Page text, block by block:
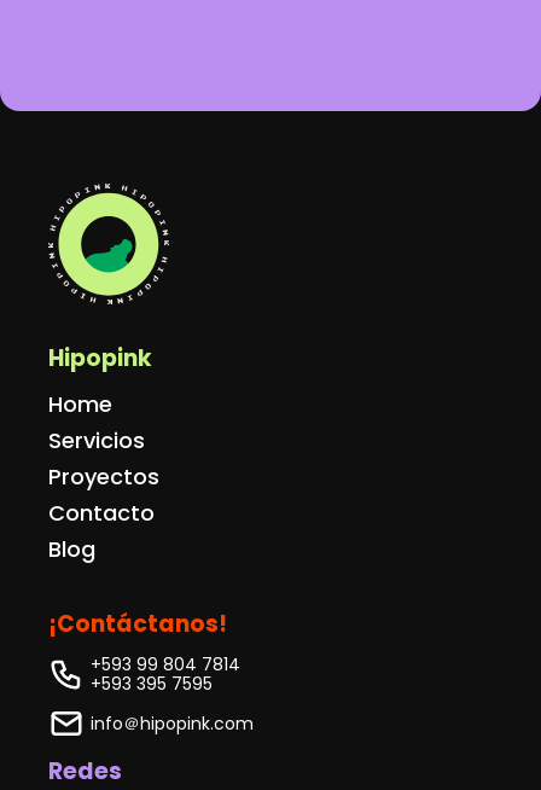
Hipopink
Home
Servicios
Proyectos
Contacto
Blog
¡Contáctanos!
+593 99 804 7814
+593 395 7595
info＠hipopink.com
Redes